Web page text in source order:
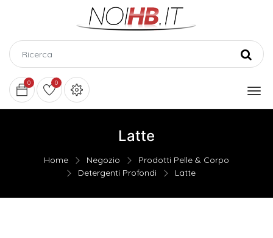
0 0
Latte
Home Negozio
Prodotti Pelle & Corpo
Detergenti Profondi
Latte